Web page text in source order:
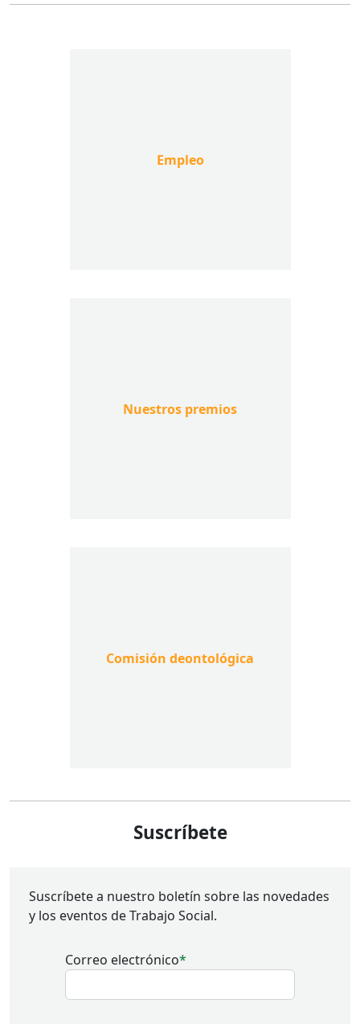
Empleo
Nuestros premios
Comisión deontológica
Suscríbete
Suscríbete a nuestro boletín sobre las novedades
y los eventos de Trabajo Social.
Correo electrónico